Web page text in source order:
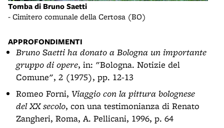
Tomba di Bruno Saetti
- Cimitero comunale della Certosa (BO)
APPROFONDIMENTI
Bruno Saetti ha donato a Bologna un importante
gruppo di opere, in: "Bologna. Notizie del
Comune", 2 (1975), pp. 12-13
Romeo Forni, Viaggio con la pittura bolognese
del XX secolo, con una testimonianza di Renato
Zangheri, Roma, A. Pellicani, 1996, p. 64